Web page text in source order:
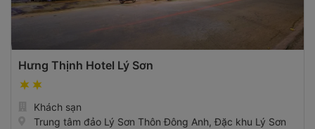
Hưng Thịnh Hotel Lý Sơn
Khách sạn
Trung tâm đảo Lý Sơn Thôn Đông Anh, Đặc khu Lý Sơn